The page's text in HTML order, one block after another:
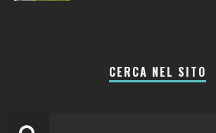
CERCA NEL SITO